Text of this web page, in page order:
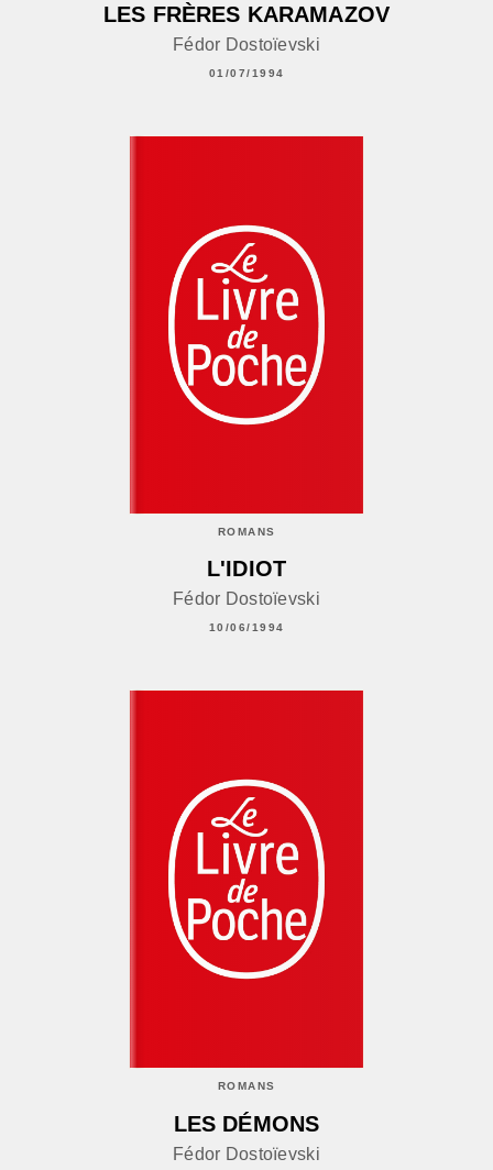
LES FRÈRES KARAMAZOV
Fédor Dostoïevski
01/07/1994
ROMANS
L'IDIOT
Fédor Dostoïevski
10/06/1994
ROMANS
LES DÉMONS
Fédor Dostoïevski